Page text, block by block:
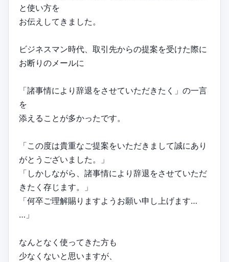
と使い方を
お伝えしてきました。
ビジネスマン時代、取引先からの提案を受けた際に
お断りのメールに
「諸事情により辞退をさせていただきたく」の一言
を
添えることが多かったです。
「この度は貴重なご提案をいただきまして誠にあり
がとうございました。」
「しかしながら、諸事情により辞退をさせていただ
きたく存じます。」
「何卒ご理解賜りますようお願い申し上げます…
…」
なんとなく使ってきた方も
少なくないと思いますが、